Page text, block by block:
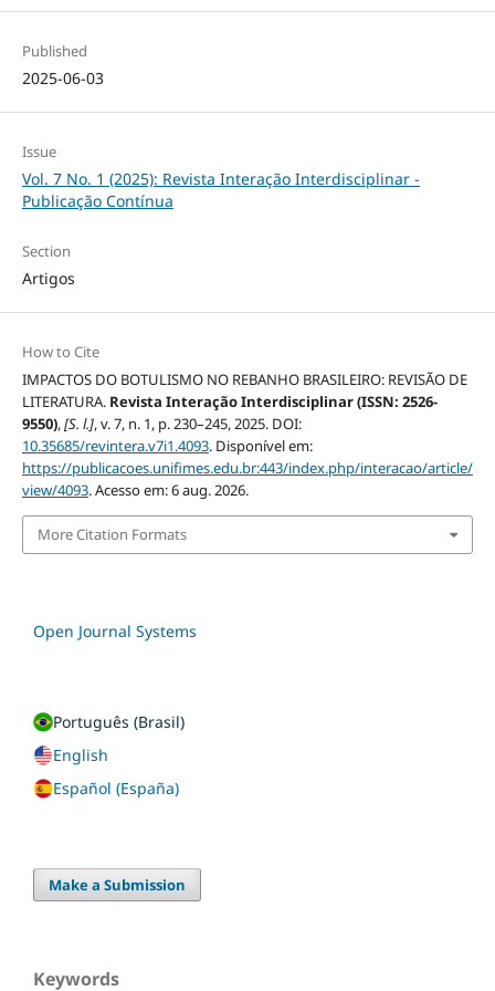
Published
2025-06-03
Issue
Vol. 7 No. 1 (2025): Revista Interação Interdisciplinar -
Publicação Contínua
Section
Artigos
How to Cite
IMPACTOS DO BOTULISMO NO REBANHO BRASILEIRO: REVISÃO DE
LITERATURA. Revista Interação Interdisciplinar (ISSN: 2526-
9550),[S. l.], v. 7, n. 1, p. 230–245, 2025. DOI:
10.35685/revintera.v7i1.4093. Disponível em:
https://publicacoes.unifimes.edu.br:443/index.php/interacao/article/
view/4093. Acesso em: 6 aug. 2026.
More Citation Formats
Open Journal Systems
Português (Brasil)
English
Español (España)
Make a Submission
Keywords